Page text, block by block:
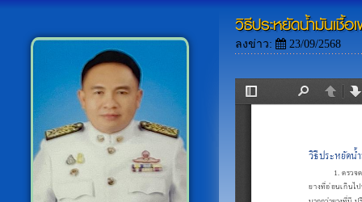
วิธีประหยัดน้ำมันเชื้
ลงข่าว: 23/09/2568